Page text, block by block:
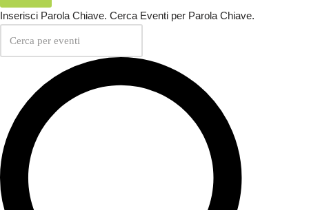
Inserisci Parola Chiave. Cerca Eventi per Parola Chiave.